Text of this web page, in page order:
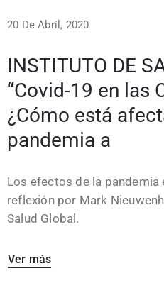
20 De Abril, 2020
INSTITUTO DE
“Covid-19 en las
¿Cómo está
pandemia a
Los efectos de la pandemia
reflexión por Mark
Salud Global.
Ver más